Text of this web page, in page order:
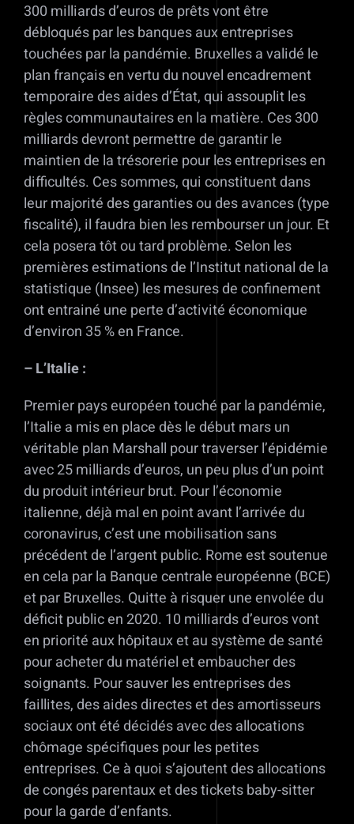
300 milliards d’euros de prêts vont être
débloqués par les banques aux entreprises
touchées par la pandémie. Bruxelles a validé le
plan français en vertu du nouvel encadrement
temporaire des aides d’État, qui assouplit les
règles communautaires en la matière. Ces 300
milliards devront permettre de garantir le
maintien de la trésorerie pour les entreprises en
difficultés. Ces sommes, qui constituent dans
leur majorité des garanties ou des avances (type
fiscalité), il faudra bien les rembourser un jour. Et
cela posera tôt ou tard problème. Selon les
premières estimations de l’Institut national de la
statistique (Insee) les mesures de confinement
ont entrainé une perte d’activité économique
d’environ 35 % en France.
– L’Italie :
Premier pays européen touché par la pandémie,
l’Italie a mis en place dès le début mars un
véritable plan Marshall pour traverser l’épidémie
avec 25 milliards d’euros, un peu plus d’un point
du produit intérieur brut. Pour l’économie
italienne, déjà mal en point avant l’arrivée du
coronavirus, c’est une mobilisation sans
précédent de l’argent public. Rome est soutenue
en cela par la Banque centrale européenne (BCE)
et par Bruxelles. Quitte à risquer une envolée du
déficit public en 2020. 10 milliards d’euros vont
en priorité aux hôpitaux et au système de santé
pour acheter du matériel et embaucher des
soignants. Pour sauver les entreprises des
faillites, des aides directes et des amortisseurs
sociaux ont été décidés avec des allocations
chômage spécifiques pour les petites
entreprises. Ce à quoi s’ajoutent des allocations
de congés parentaux et des tickets baby-sitter
pour la garde d’enfants.